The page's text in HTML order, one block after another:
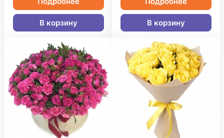
В корзину В корзину